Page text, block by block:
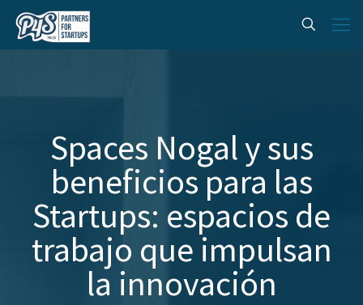
Spaces Nogal y sus
beneficios para las
Startups: espacios de
trabajo que impulsan
la innovación